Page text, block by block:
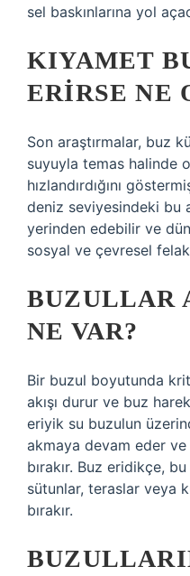
sel baskınlarına yol
KIYAMET
ERIRSE NE
Son araştırmalar, buz
suyuyla temas halinde
hızlandırdığını
deniz seviyesindeki bu
yerinden edebilir ve
sosyal ve çevresel
BUZULLAR
NE VAR?
Bir buzul boyutunda
akışı durur ve buz
eriyik su buzulun
akmaya devam eder
bırakır. Buz eridikçe,
sütunlar, teraslar veya
bırakır.